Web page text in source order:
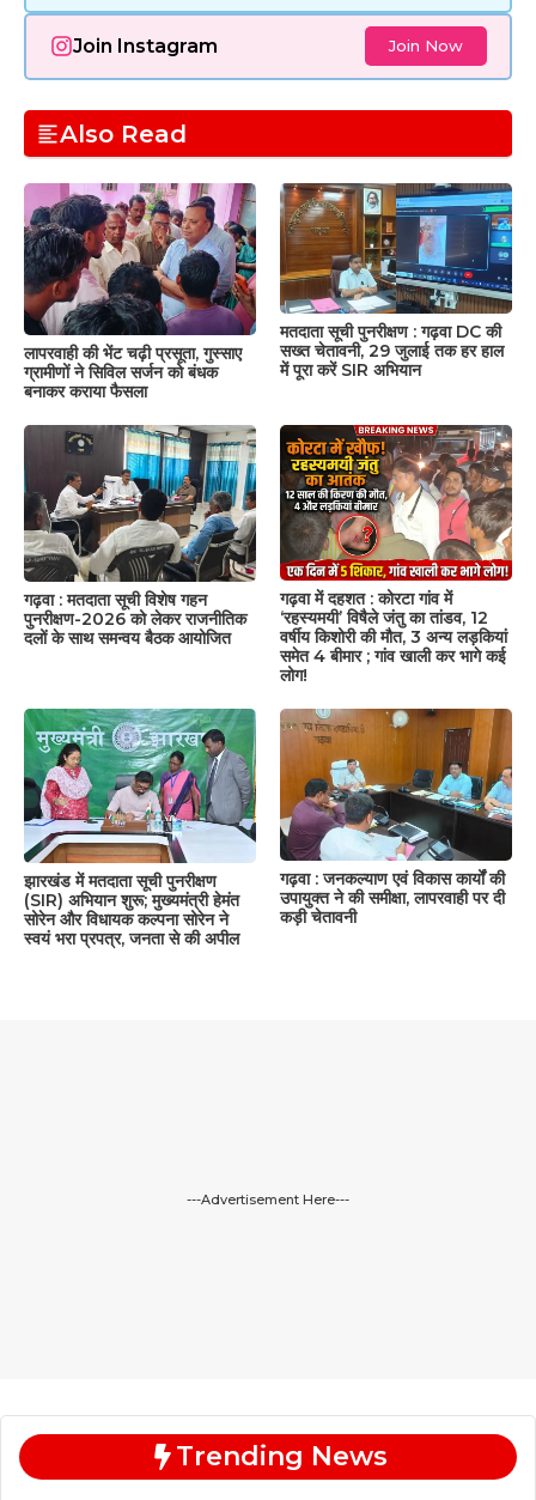
Join Instagram Join Now
Also Read
लापरवाही की भेंट चढ़ी प्रसूता, गुस्साए
ग्रामीणों ने सिविल सर्जन को बंधक
बनाकर कराया फैसला
मतदाता सूची पुनरीक्षण : गढ़वा DC की
सख्त चेतावनी, 29 जुलाई तक हर हाल
में पूरा करें SIR अभियान
गढ़वा : मतदाता सूची विशेष गहन
पुनरीक्षण-2026 को लेकर राजनीतिक
दलों के साथ समन्वय बैठक आयोजित
गढ़वा में दहशत : कोरटा गांव में
‘रहस्यमयी’ विषैले जंतु का तांडव, 12
वर्षीय किशोरी की मौत, 3 अन्य लड़कियां
समेत 4 बीमार ; गांव खाली कर भागे कई
लोग!
झारखंड में मतदाता सूची पुनरीक्षण
(SIR) अभियान शुरू; मुख्यमंत्री हेमंत
सोरेन और विधायक कल्पना सोरेन ने
स्वयं भरा प्रपत्र, जनता से की अपील
गढ़वा : जनकल्याण एवं विकास कार्यों की
उपायुक्त ने की समीक्षा, लापरवाही पर दी
कड़ी चेतावनी
---Advertisement Here---
Trending News